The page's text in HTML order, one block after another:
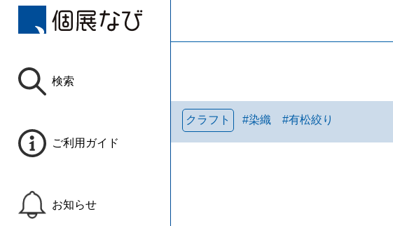
検索
ご利用ガイド
お知らせ
クラフト #染織 #有松絞り